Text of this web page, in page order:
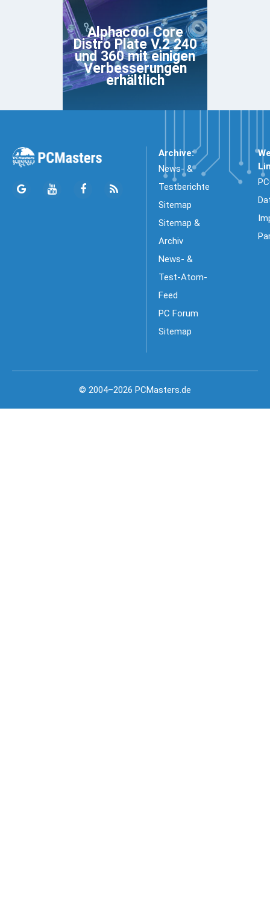
Alphacool Core
Distro Plate V.2 240
und 360 mit einigen
Verbesserungen
erhältlich
Archive:
News- &
Testberichte
Sitemap
Sitemap &
Archiv
News- &
Test-Atom-
Feed
PC Forum
Sitemap
© 2004–2026 PCMasters.de